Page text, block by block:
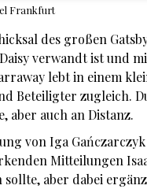
Frankfurt
des großen
verwandt ist und
lebt in einem
Beteiligter zugleich.
aber auch an Distanz.
von Iga
Mitteilungen
aber dabei